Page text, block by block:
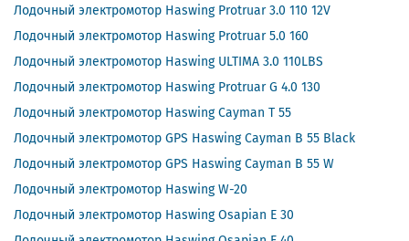
Лодочный электромотор Haswing Protruar 3.0 110 12V
Лодочный электромотор Haswing Protruar 5.0 160
Лодочный электромотор Haswing ULTIMA 3.0 110LBS
Лодочный электромотор Haswing Protruar G 4.0 130
Лодочный электромотор Haswing Cayman T 55
Лодочный электромотор GPS Haswing Cayman B 55 Black
Лодочный электромотор GPS Haswing Cayman B 55 W
Лодочный электромотор Haswing W-20
Лодочный электромотор Haswing Osapian E 30